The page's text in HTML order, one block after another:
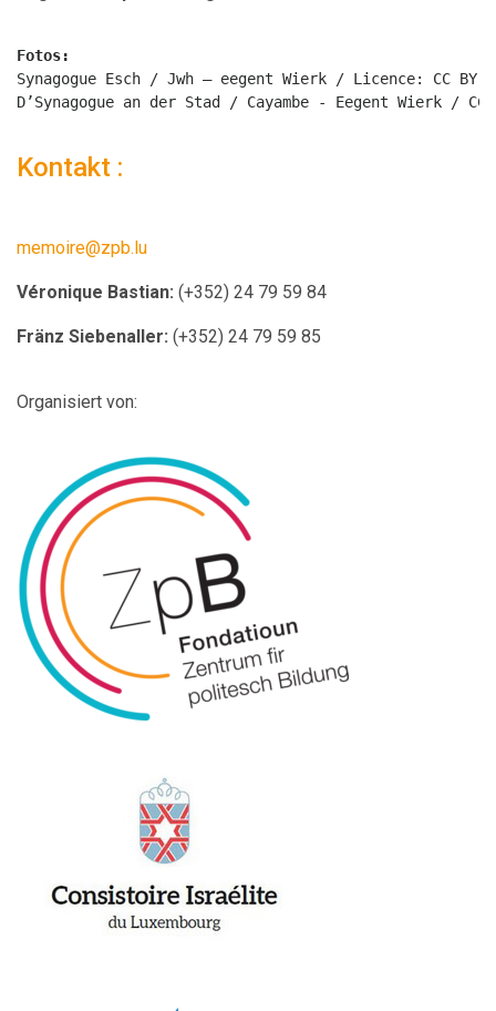
Fotos:
Synagogue Esch / Jwh – eegent Wierk / Licence: CC BY-
D’Synagogue an der Stad / Cayambe - Eegent Wierk / CC
Kontakt :
memoire@zpb.lu
Véronique Bastian: (+352) 24 79 59 84
Fränz Siebenaller: (+352) 24 79 59 85
Organisiert von: